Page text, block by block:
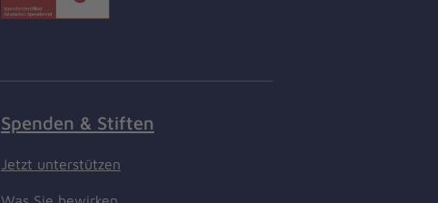
Spenden & Stiften
Jetzt unterstützen